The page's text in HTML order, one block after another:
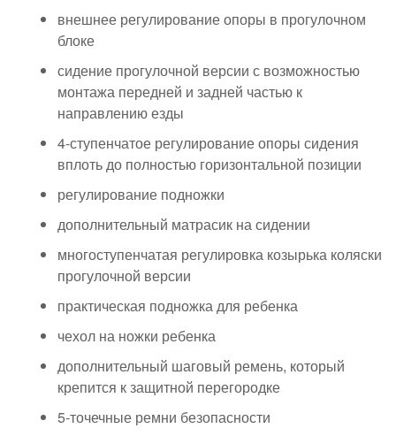
внешнее регулирование опоры в прогулочном
блоке
сидение прогулочной версии с возможностью
монтажа передней и задней частью к
направлению езды
4-ступенчатое регулирование опоры сидения
вплоть до полностью горизонтальной позиции
регулирование подножки
дополнительный матрасик на сидении
многоступенчатая регулировка козырька коляски
прогулочной версии
практическая подножка для ребенка
чехол на ножки ребенка
дополнительный шаговый ремень, который
крепится к защитной перегородке
5-точечные ремни безопасности